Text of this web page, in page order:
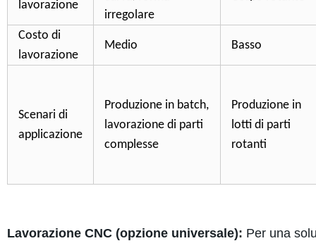
lavorazione
irregolare
Costo di
lavorazione
Medio Basso
Scenari di
applicazione
Produzione in batch,
lavorazione di parti
complesse
Produzione in
lotti di parti
rotanti
Lavorazione CNC (opzione universale): Per una